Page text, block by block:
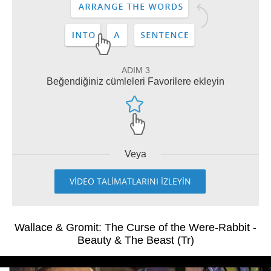
ADIM 3
Beğendiğiniz cümleleri Favorilere ekleyin
Veya
VİDEO TALİMATLARINI İZLEYİN
Wallace & Gromit: The Curse of the Were-Rabbit -
Beauty & The Beast (Tr)